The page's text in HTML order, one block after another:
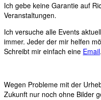
Ich gebe keine Garantie auf
Veranstaltungen.
Ich versuche alle Events
immer. Jeder der mir helfen
Schreibt mir einfach eine Email.
Wegen Probleme mit der
Zukunft nur noch ohne Bilder